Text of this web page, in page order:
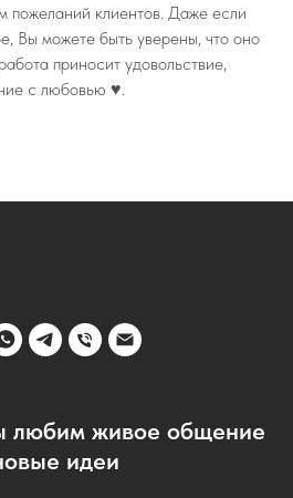
пожеланий клиентов. Даже если
Вы можете быть уверены, что оно
приносит удовольствие,
с любовью ♥️.
любим живое общение
идеи